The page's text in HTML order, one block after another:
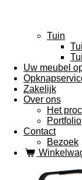
Tuin
Uw meubel
Zakelijk
Over ons
Het
Portfolio
Contact
Bezoek